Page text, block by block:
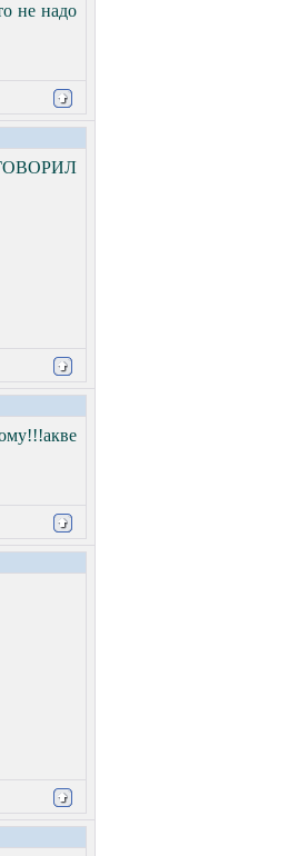
не надо